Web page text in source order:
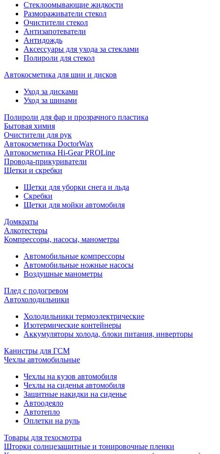
Стеклоомывающие жидкости
Размораживатели стекол
Очистители стекол
Антизапотеватели
Антидождь
Аксессуары для ухода за стеклами
Полироли для стекол
Автокосметика для шин и дисков
Уход за дисками
Уход за шинами
Полироли для фар и прозрачного пластика
Бытовая химия
Очистители для рук
Автокосметика DoctorWax
Автокосметика Hi-Gear PROLine
Провода-прикуриватели
Щетки и скребки
Щетки для уборки снега и льда
Скребки
Щетки для мойки автомобиля
Домкраты
Алкотестеры
Компрессоры, насосы, манометры
Автомобильные компрессоры
Автомобильные ножные насосы
Воздушные манометры
Плед с подогревом
Автохолодильники
Холодильники термоэлектрические
Изотермические контейнеры
Аккумуляторы холода, блоки питания, инверторы
Канистры для ГСМ
Чехлы автомобильные
Чехлы на кузов автомобиля
Чехлы на сиденья автомобиля
Защитные накидки на сиденье
Автоодеяло
Автотепло
Оплетки на руль
Товары для техосмотра
Шторки солнцезащитные и тонировочные пленки